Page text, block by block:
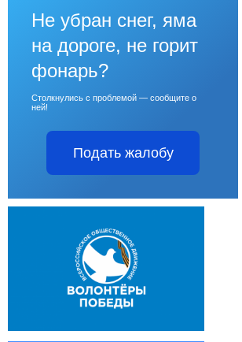
Не убран снег, яма
на дороге, не горит
фонарь?
Столкнулись с проблемой — сообщите о
ней!
Подать жалобу